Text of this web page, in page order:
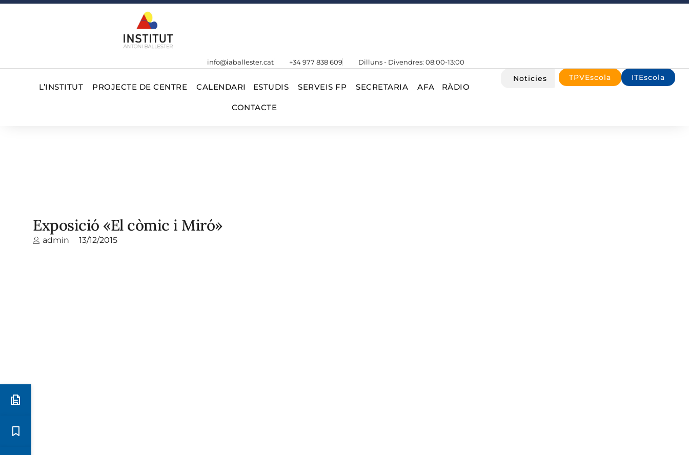
info@iaballester.cat +34 977 838 609 Dilluns - Divendres: 08:00-13:00
L’INSTITUT PROJECTE DE CENTRE CALENDARI ESTUDIS SERVEIS FP SECRETARIA AFA RÀDIO
CONTACTE
Noticies TPVEscola ITEscola
Exposició «El còmic i Miró»
admin 13/12/2015
Preinscripció i matrícula
Estudis